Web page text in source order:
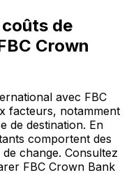
de
Crown
avec FBC
facteurs, notamment
de destination. En
comportent des
change. Consultez
FBC Crown Bank